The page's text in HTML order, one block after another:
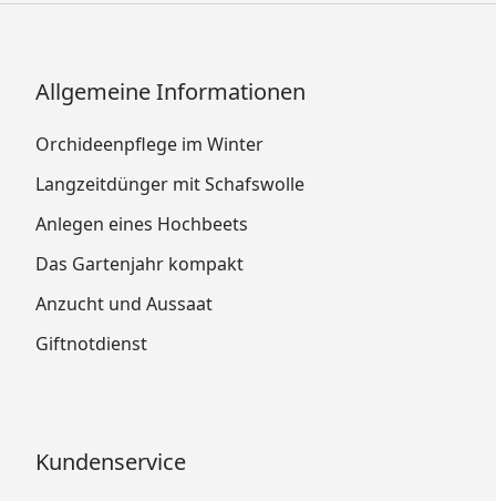
Allgemeine Informationen
Orchideenpflege im Winter
Langzeitdünger mit Schafswolle
Anlegen eines Hochbeets
Das Gartenjahr kompakt
Anzucht und Aussaat
Giftnotdienst
Kundenservice